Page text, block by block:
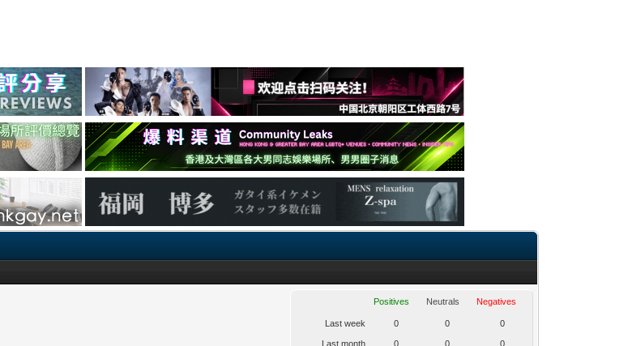
Positives Neutrals Negatives
Last week 0 0 0
Last month 0 0 0